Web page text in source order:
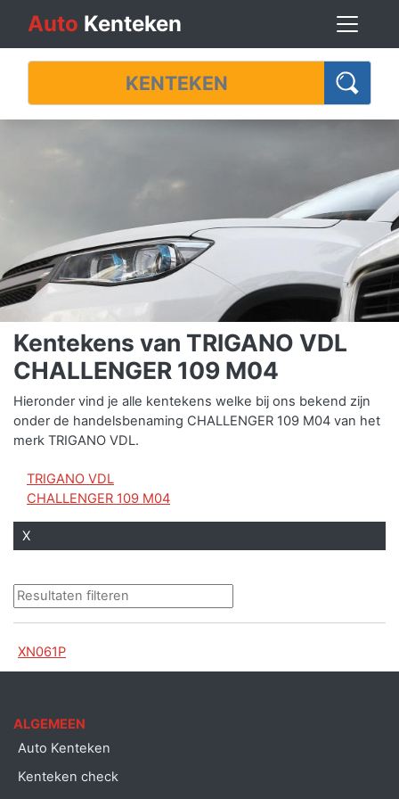
Auto Kenteken
Kentekens van TRIGANO VDL
CHALLENGER 109 M04
Hieronder vind je alle kentekens welke bij ons bekend zijn
onder de handelsbenaming CHALLENGER 109 M04 van het
merk TRIGANO VDL.
TRIGANO VDL
CHALLENGER 109 M04
X
XN061P
ALGEMEEN
Auto Kenteken
Kenteken check